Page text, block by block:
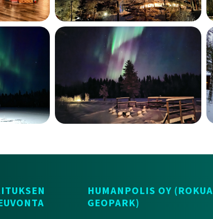
HUMANPOLIS OY (ROKUA
GEOPARK)